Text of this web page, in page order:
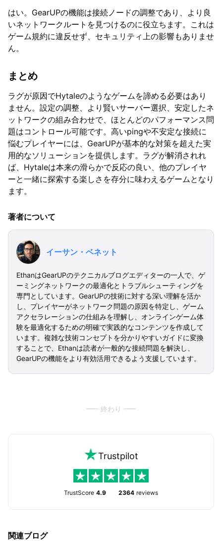
はい。GearUPの機能は接続ノードの調整であり、より良
いネットワークルートを見つけるのに役立ちます。これは
ゲーム規約に違反せず、セキュリティ上の影響もありませ
ん。
まとめ
ラグが原因でHytaleのようなゲームを諦める必要はあり
ません。設定の調整、より賢いサーバー選択、安定したネ
ットワークの組み合わせで、ほとんどのパフォーマンス問
題はコントロール可能です。高いpingや不安定な接続に
悩むプレイヤーには、GearUPが基本的な対策を超えた実
用的なソリューションを提供します。ラグが解消されれ
ば、Hytaleは本来の滑らかで反応の良い、他のプレイヤ
ーと一緒に探索する楽しさを存分に味わえるゲームとなり
ます。
著者について
イーサン・ベネット
EthanはGearUPのテクニカルブログエディターの一人で、ゲ
ーミングネットワークの最適化とトラブルシューティングを
専門としています。GearUPの技術に対する深い理解を活か
し、プレイヤーがネットワーク問題の原因を特定し、ゲーム
アクセラレーションの仕組みを理解し、オンラインゲーム体
験を最適化するための明確で実践的なコンテンツを作成して
います。複雑な技術コンセプトを分かりやすいガイドに変換
することで、Ethanは読者が一般的な接続問題を解決し、
GearUPの機能をより有効活用できるよう支援しています。
終わり
Trustpilot
TrustScore 4.9 2364 reviews
関連ブログ